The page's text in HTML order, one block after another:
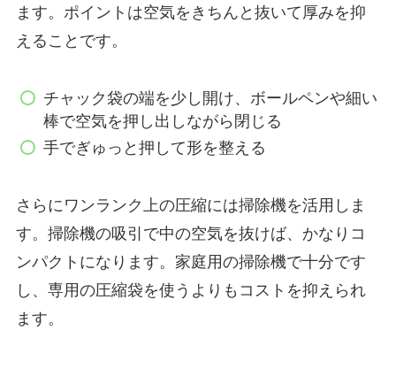
ます。ポイントは空気をきちんと抜いて厚みを抑
えることです。
チャック袋の端を少し開け、ボールペンや細い
棒で空気を押し出しながら閉じる
手でぎゅっと押して形を整える
さらにワンランク上の圧縮には掃除機を活用しま
す。掃除機の吸引で中の空気を抜けば、かなりコ
ンパクトになります。家庭用の掃除機で十分です
し、専用の圧縮袋を使うよりもコストを抑えられ
ます。